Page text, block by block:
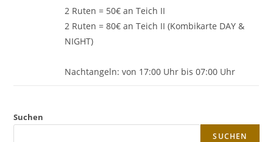
2 Ruten = 50€ an Teich II
2 Ruten = 80€ an Teich II (Kombikarte DAY &
NIGHT)
Nachtangeln: von 17:00 Uhr bis 07:00 Uhr
Suchen
SUCHEN